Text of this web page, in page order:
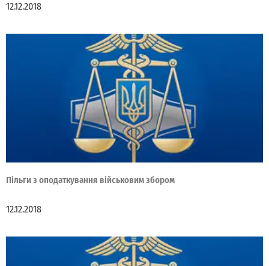
12.12.2018
Пільги з оподаткування військовим збором
12.12.2018